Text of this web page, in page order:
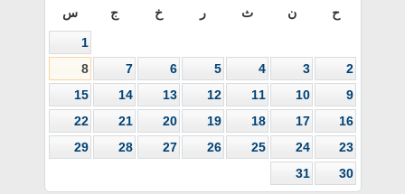
ح ن ث ر خ ج س
1
2
3
4
5
6
7
8
9
10
11
12
13
14
15
16
17
18
19
20
21
22
23
24
25
26
27
28
29
30
31